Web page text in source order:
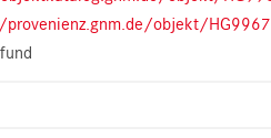
objekt/HG9967